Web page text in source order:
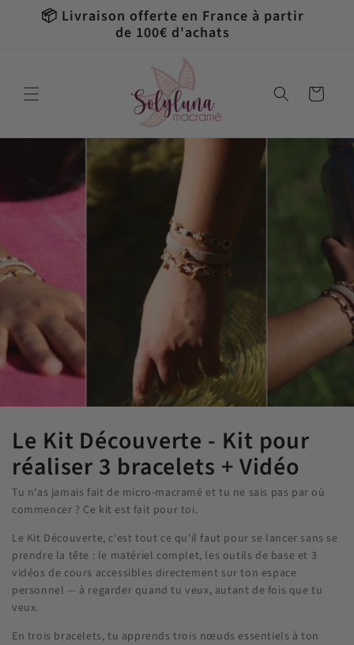
passer
📦 Livraison offerte en France à partir
de 100€ d'achats
Panier
Le Kit Découverte - Kit pour
réaliser 3 bracelets + Vidéo
Tu n'as jamais fait de micro-macramé et tu ne sais pas par où
commencer ? Ce kit est fait pour toi.
Le Kit Découverte, c'est tout ce qu'il faut pour se lancer sans se
prendre la tête : le matériel complet, les outils de base et 3
vidéos de cours accessibles directement sur ton espace
personnel — à regarder quand tu veux, autant de fois que tu
veux.
En trois bracelets, tu apprends trois nœuds essentiels à ton